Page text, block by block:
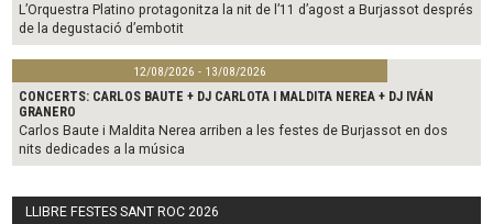
L’Orquestra Platino protagonitza la nit de l’11 d’agost a Burjassot després
de la degustació d’embotit
12/08/2026 - 13/08/2026
CONCERTS: CARLOS BAUTE + DJ CARLOTA I MALDITA NEREA + DJ IVÁN
GRANERO
Carlos Baute i Maldita Nerea arriben a les festes de Burjassot en dos
nits dedicades a la música
LLIBRE FESTES SANT ROC 2026